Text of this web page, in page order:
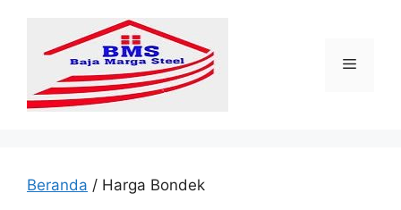
Menu
Beranda / Harga Bondek